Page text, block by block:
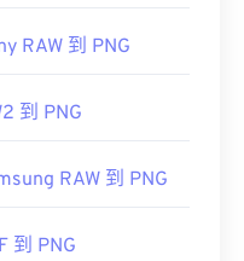
RAW 到 PNG
到 PNG
RAW 到 PNG
到 PNG